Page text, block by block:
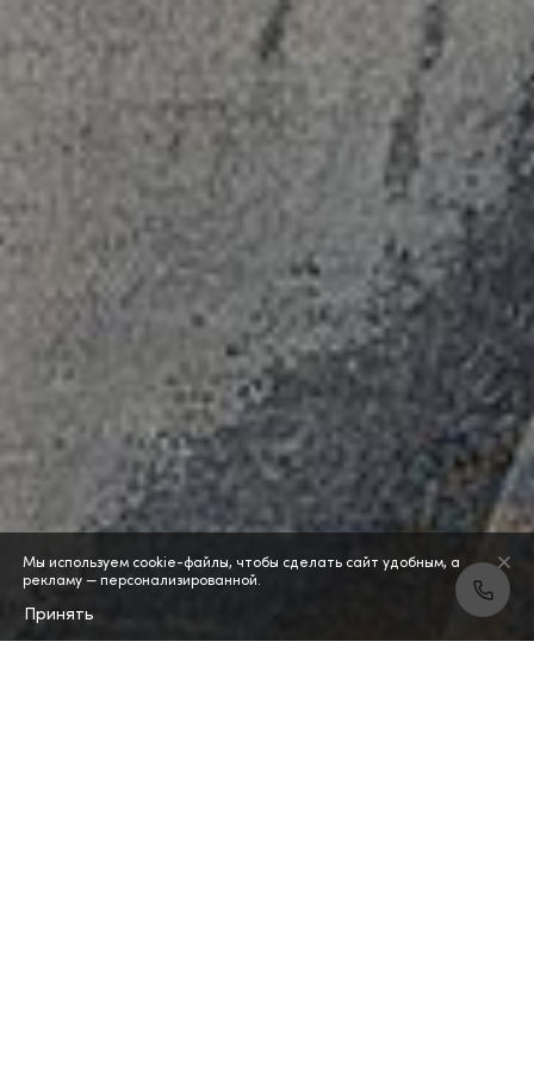
Мы используем cookie-файлы, чтобы сделать сайт удобным, а
рекламу — персонализированной.
Принять